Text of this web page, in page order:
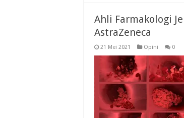
Ahli Farmakologi
AstraZeneca
21 Mei 2021 Opini 0